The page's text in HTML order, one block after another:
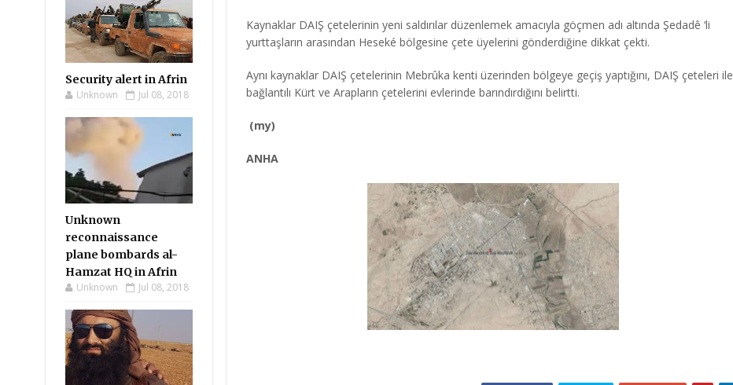
Security alert in Afrin
Unknown Jul 08, 2018
Unknown
reconnaissance
plane bombards al-
Hamzat HQ in Afrin
Unknown Jul 08, 2018
Kaynaklar DAIŞ çetelerinin yeni saldırılar düzenlemek amacıyla göçmen adı altında Şedadê ‘li
yurttaşların arasından Heseké bölgesine çete üyelerini gönderdiğine dikkat çekti.
Aynı kaynaklar DAIŞ çetelerinin Mebrûka kenti üzerinden bölgeye geçiş yaptığını, DAIŞ çeteleri ile
bağlantılı Kürt ve Arapların çetelerini evlerinde barındırdığını belirtti.
(my)
ANHA